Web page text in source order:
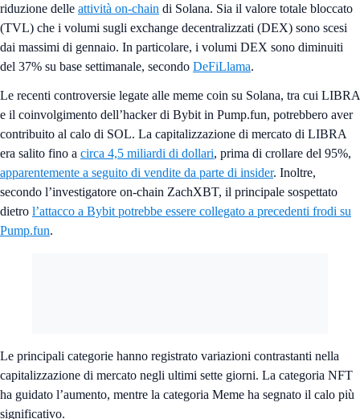
riduzione delle attività on-chain di Solana. Sia il valore totale bloccato
(TVL) che i volumi sugli exchange decentralizzati (DEX) sono scesi
dai massimi di gennaio. In particolare, i volumi DEX sono diminuiti
del 37% su base settimanale, secondo DeFiLlama.
Le recenti controversie legate alle meme coin su Solana, tra cui LIBRA
e il coinvolgimento dell’hacker di Bybit in Pump.fun, potrebbero aver
contribuito al calo di SOL. La capitalizzazione di mercato di LIBRA
era salito fino a circa 4,5 miliardi di dollari, prima di crollare del 95%,
apparentemente a seguito di vendite da parte di insider. Inoltre,
secondo l’investigatore on-chain ZachXBT, il principale sospettato
dietro l’attacco a Bybit potrebbe essere collegato a precedenti frodi su
Pump.fun.
Le principali categorie hanno registrato variazioni contrastanti nella
capitalizzazione di mercato negli ultimi sette giorni. La categoria NFT
ha guidato l’aumento, mentre la categoria Meme ha segnato il calo più
significativo.